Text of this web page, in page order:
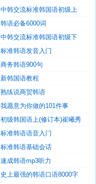
中韩交流标准韩国语初级上
韩语必备6000词
中韩交流标准韩国语初级下
标准韩语发音入门
商务韩语900句
新韩国语教程
熟练说商贸韩语
我愿意为你做的101件事
初级韩国语上(修订本)崔曦秀
标准韩语语音入门
标准韩语基础会话
速成韩语mp3听力
史上最强的韩语口语8000字